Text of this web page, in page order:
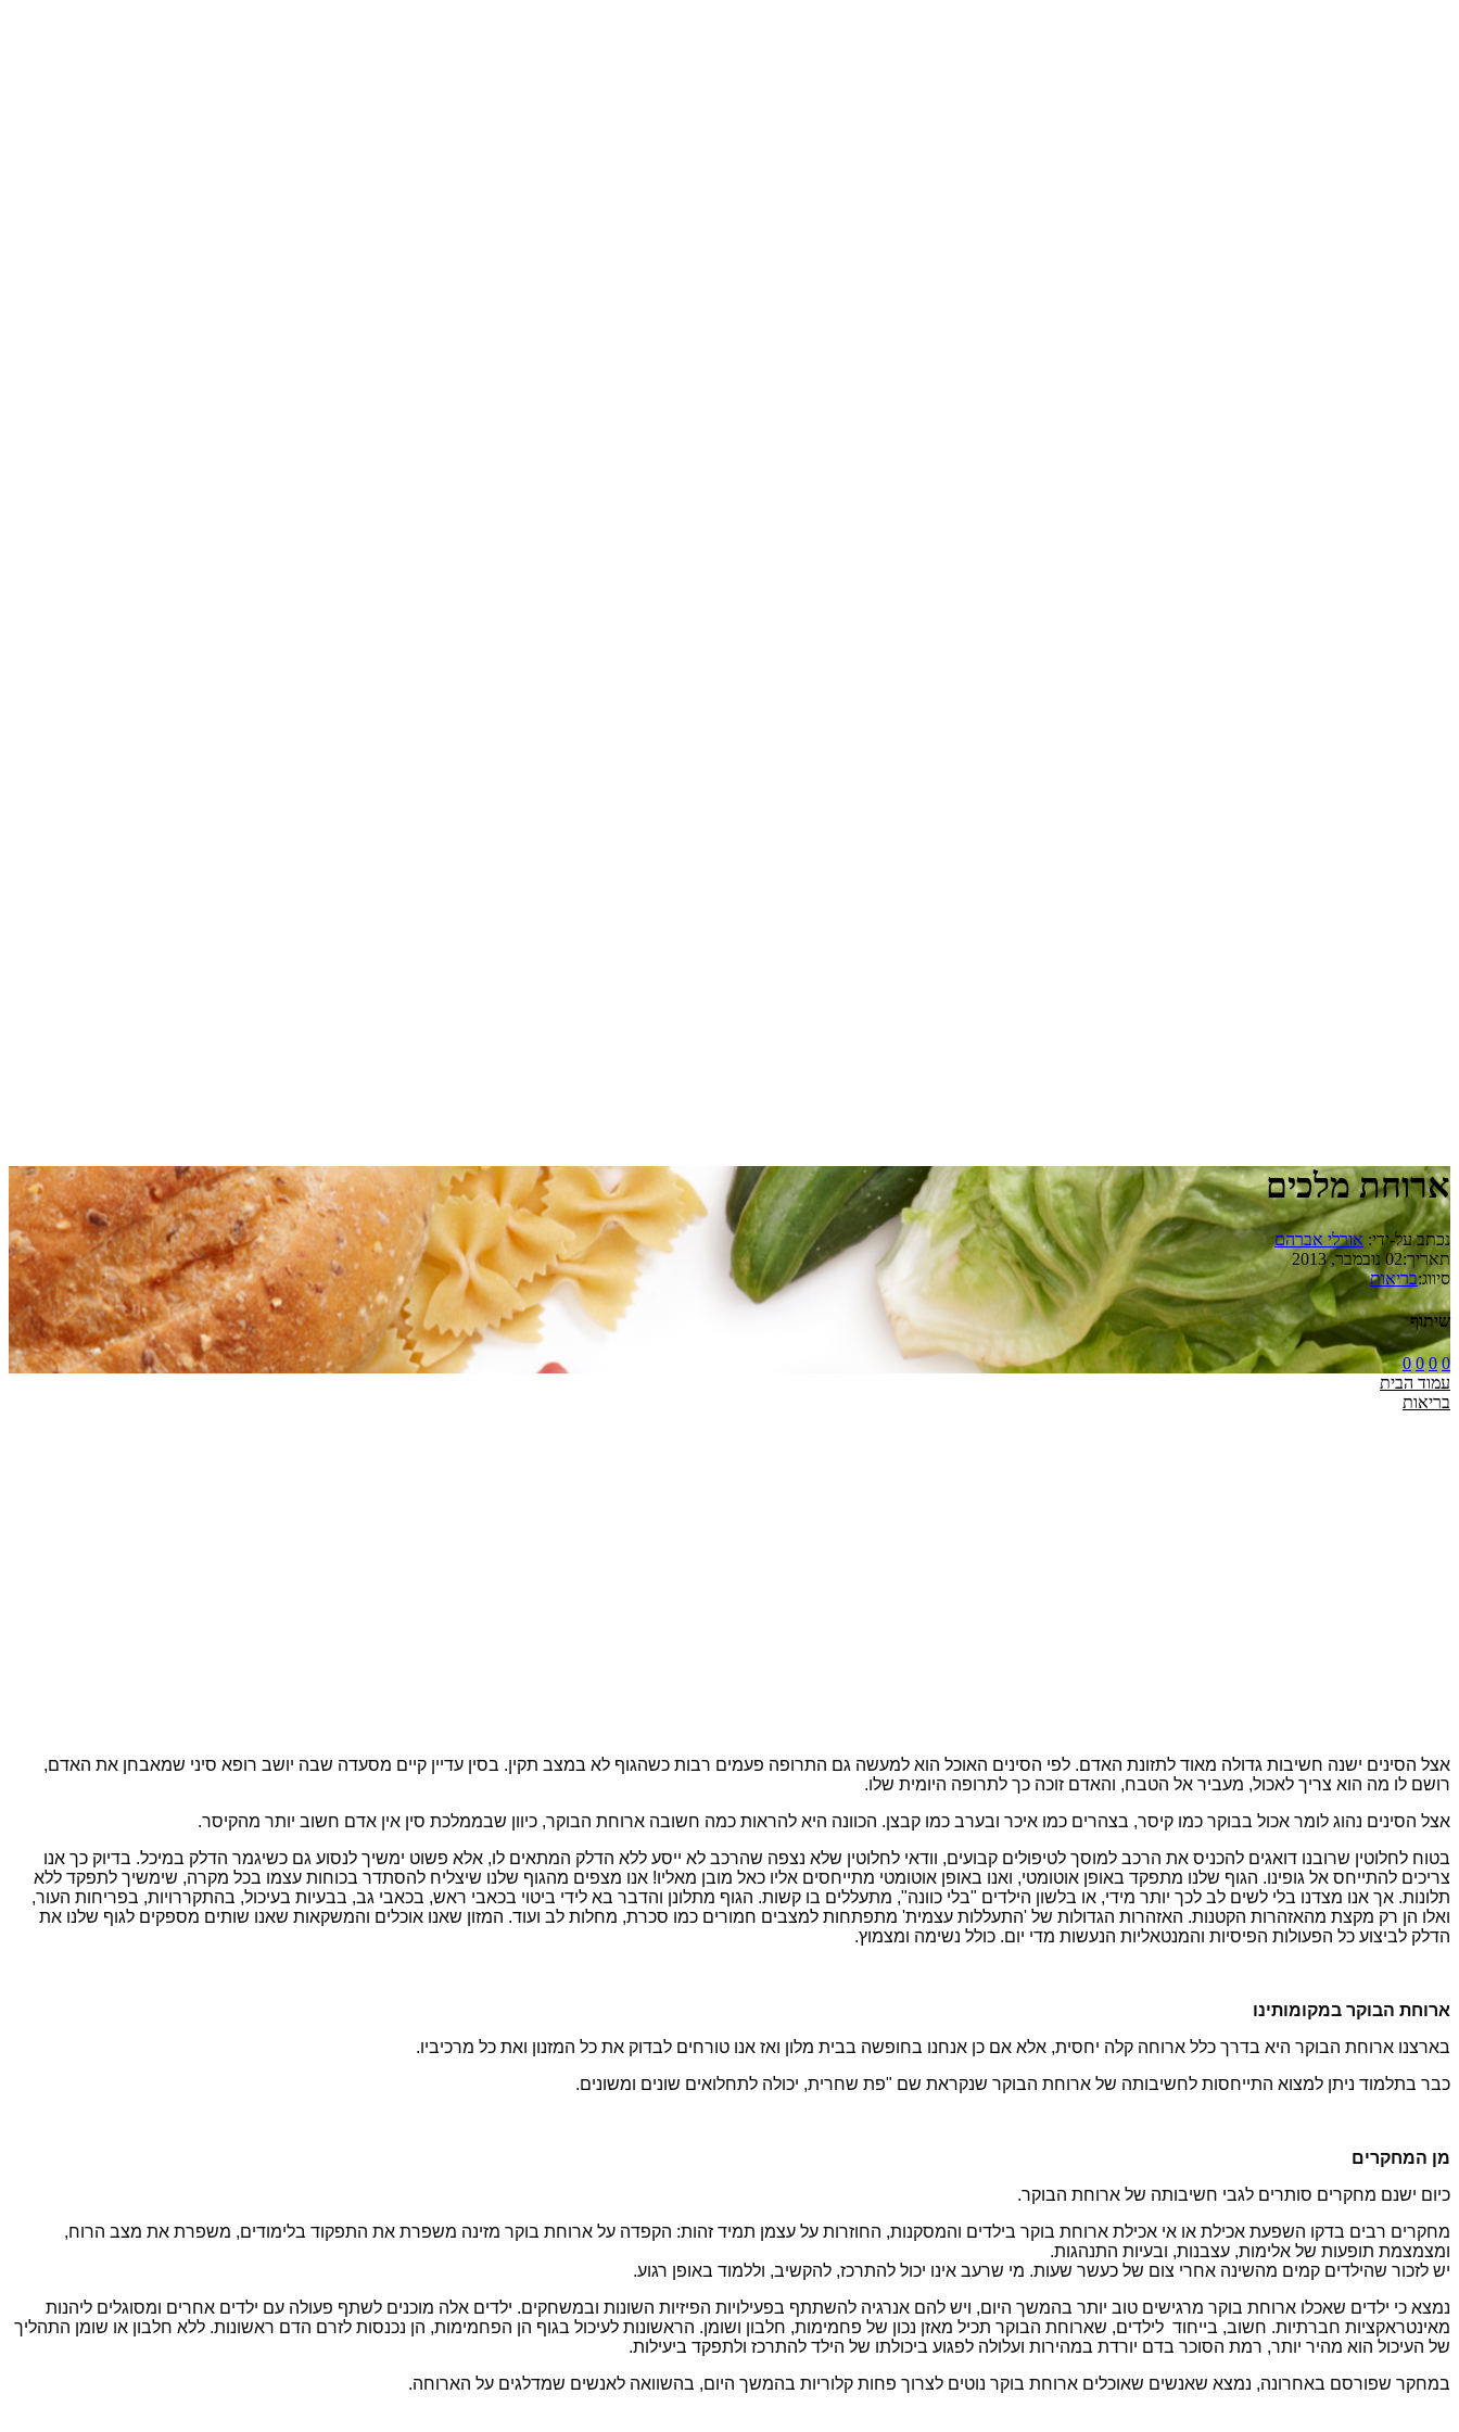
ארוחת מלכים
נכתב על-ידי: אורלי אברהם
תאריך:02 נובמבר, 2013
סיווג:בריאות
שיתוף
0
0
0
0
עמוד הבית
בריאות
אצל הסינים ישנה חשיבות גדולה מאוד לתזונת האדם. לפי הסינים האוכל הוא למעשה גם התרופה פעמים רבות כשהגוף לא במצב תקין. בסין עדיין קיים מסעדה שבה יושב רופא סיני שמאבחן את האדם,
רושם לו מה הוא צריך לאכול, מעביר אל הטבח, והאדם זוכה כך לתרופה היומית שלו.
אצל הסינים נהוג לומר אכול בבוקר כמו קיסר, בצהרים כמו איכר ובערב כמו קבצן. הכוונה היא להראות כמה חשובה ארוחת הבוקר, כיוון שבממלכת סין אין אדם חשוב יותר מהקיסר.
בטוח לחלוטין שרובנו דואגים להכניס את הרכב למוסך לטיפולים קבועים, וודאי לחלוטין שלא נצפה שהרכב לא ייסע ללא הדלק המתאים לו, אלא פשוט ימשיך לנסוע גם כשיגמר הדלק במיכל. בדיוק כך אנו
צריכים להתייחס אל גופינו. הגוף שלנו מתפקד באופן אוטומטי, ואנו באופן אוטומטי מתייחסים אליו כאל מובן מאליו! אנו מצפים מהגוף שלנו שיצליח להסתדר בכוחות עצמו בכל מקרה, שימשיך לתפקד ללא
תלונות. אך אנו מצדנו בלי לשים לב לכך יותר מידי, או בלשון הילדים "בלי כוונה", מתעללים בו קשות. הגוף מתלונן והדבר בא לידי ביטוי בכאבי ראש, בכאבי גב, בבעיות בעיכול, בהתקררויות, בפריחות העור,
ואלו הן רק מקצת מהאזהרות הקטנות. האזהרות הגדולות של 'התעללות עצמית' מתפתחות למצבים חמורים כמו סכרת, מחלות לב ועוד. המזון שאנו אוכלים והמשקאות שאנו שותים מספקים לגוף שלנו את
הדלק לביצוע כל הפעולות הפיסיות והמנטאליות הנעשות מדי יום. כולל נשימה ומצמוץ.
ארוחת הבוקר במקומותינו
בארצנו ארוחת הבוקר היא בדרך כלל ארוחה קלה יחסית, אלא אם כן אנחנו בחופשה בבית מלון ואז אנו טורחים לבדוק את כל המזנון ואת כל מרכיביו.
כבר בתלמוד ניתן למצוא התייחסות לחשיבותה של ארוחת הבוקר שנקראת שם "פת שחרית, יכולה לתחלואים שונים ומשונים.
מן המחקרים
כיום ישנם מחקרים סותרים לגבי חשיבותה של ארוחת הבוקר.
מחקרים רבים בדקו השפעת אכילת או אי אכילת ארוחת בוקר בילדים והמסקנות, החוזרות על עצמן תמיד זהות: הקפדה על ארוחת בוקר מזינה משפרת את התפקוד בלימודים, משפרת את מצב הרוח,
ומצמצמת תופעות של אלימות, עצבנות, ובעיות התנהגות.
יש לזכור שהילדים קמים מהשינה אחרי צום של כעשר שעות. מי שרעב אינו יכול להתרכז, להקשיב, וללמוד באופן רגוע.
נמצא כי ילדים שאכלו ארוחת בוקר מרגישים טוב יותר בהמשך היום, ויש להם אנרגיה להשתתף בפעילויות הפיזיות השונות ובמשחקים. ילדים אלה מוכנים לשתף פעולה עם ילדים אחרים ומסוגלים ליהנות
מאינטראקציות חברתיות. חשוב, בייחוד לילדים, שארוחת הבוקר תכיל מאזן נכון של פחמימות, חלבון ושומן. הראשונות לעיכול בגוף הן הפחמימות, הן נכנסות לזרם הדם ראשונות. ללא חלבון או שומן התהליך
של העיכול הוא מהיר יותר, רמת הסוכר בדם יורדת במהירות ועלולה לפגוע ביכולתו של הילד להתרכז ולתפקד ביעילות.
במחקר שפורסם באחרונה, נמצא שאנשים שאוכלים ארוחת בוקר נוטים לצרוך פחות קלוריות בהמשך היום, בהשוואה לאנשים שמדלגים על הארוחה.